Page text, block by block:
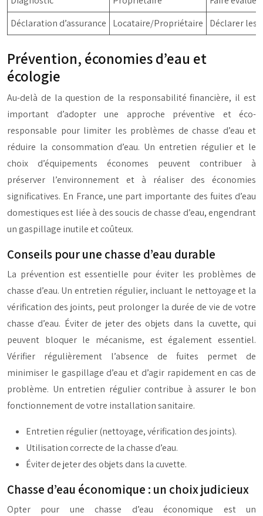
Déclaration d’assurance
Locataire/Propriétaire Déclarer les
Prévention, économies d’eau et
écologie
Au-delà de la question de la responsabilité financière, il est
important d’adopter une approche préventive et éco-
responsable pour limiter les problèmes de chasse d’eau et
réduire la consommation d’eau. Un entretien régulier et le
choix d’équipements économes peuvent contribuer à
préserver l’environnement et à réaliser des économies
significatives. En France, une part importante des fuites d’eau
domestiques est liée à des soucis de chasse d’eau, engendrant
un gaspillage inutile et coûteux.
Conseils pour une chasse d’eau durable
La prévention est essentielle pour éviter les problèmes de
chasse d’eau. Un entretien régulier, incluant le nettoyage et la
vérification des joints, peut prolonger la durée de vie de votre
chasse d’eau. Éviter de jeter des objets dans la cuvette, qui
peuvent bloquer le mécanisme, est également essentiel.
Vérifier régulièrement l’absence de fuites permet de
minimiser le gaspillage d’eau et d’agir rapidement en cas de
problème. Un entretien régulier contribue à assurer le bon
fonctionnement de votre installation sanitaire.
Entretien régulier (nettoyage, vérification des joints).
Utilisation correcte de la chasse d’eau.
Éviter de jeter des objets dans la cuvette.
Chasse d’eau économique : un choix judicieux
Opter pour une chasse d’eau économique est un